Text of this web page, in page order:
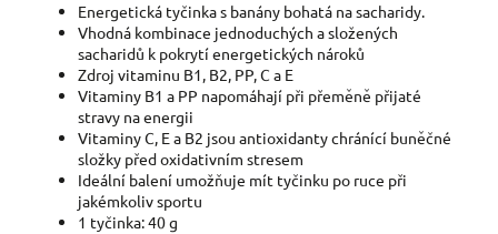
Energetická tyčinka s banány bohatá na sacharidy.
Vhodná kombinace jednoduchých a složených
sacharidů k pokrytí energetických nároků
Zdroj vitaminu B1, B2, PP, C a E
Vitaminy B1 a PP napomáhají při přeměně přijaté
stravy na energii
Vitaminy C, E a B2 jsou antioxidanty chránící buněčné
složky před oxidativním stresem
Ideální balení umožňuje mít tyčinku po ruce při
jakémkoliv sportu
1 tyčinka: 40 g